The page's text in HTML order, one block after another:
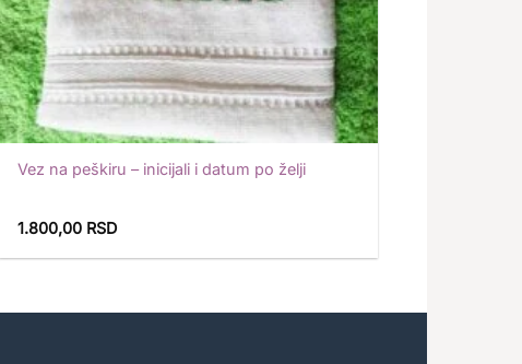
Vez na peškiru – inicijali i datum po želji
1.800,00 RSD